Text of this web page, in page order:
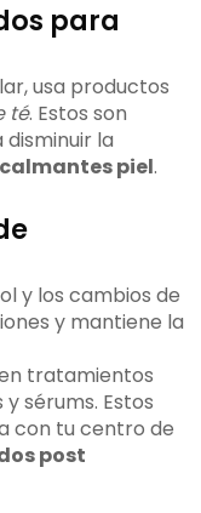
para
usa productos
té. Estos son
la
piel.
y los cambios de
y mantiene la
tratamientos
sérums. Estos
con tu centro de
post